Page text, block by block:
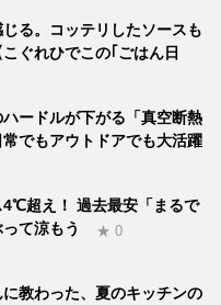
る。コッテリしたソースも
ぐれひでこの｢ごはん日
ードルが下がる「真空断熱
でもアウトドアでも大活躍
4℃超え！ 過去最安「まるで
て涼もう
★ 0
教わった、夏のキッチンの